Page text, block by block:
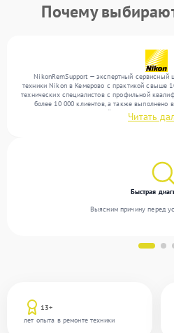
Почему
NikonRemSupport — экспертный сервисный
техники Nikon в Кемерово с практикой свыше
технических специалистов с профильной
более 10 000 клиентов, а также выполнено
Ежемесячно в сервисный центр поступает
работаем с широким спектром
Читать
13+
лет опыта в ремонте техники
Быстрая
Выясним причину перед